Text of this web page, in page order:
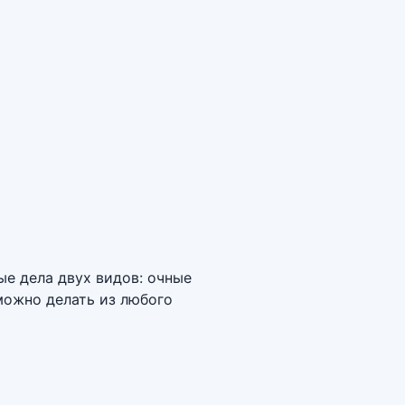
дела двух видов: очные
делать из любого